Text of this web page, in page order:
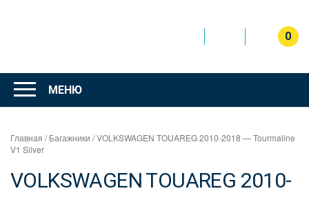
Интернет
магазин
"Can Auto"
0
МЕНЮ
Главная /Багажники / VOLKSWAGEN TOUAREG 2010-2018 — Tourmaline
V1 Silver
VOLKSWAGEN TOUAREG 2010-